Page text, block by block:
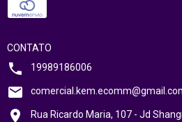
CONTATO
19989186006
Rua Ricardo Maria, 107 - Jd